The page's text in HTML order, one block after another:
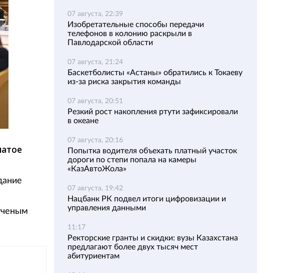
07 августа, 22:39
Изобретательные способы передачи
телефонов в колонию раскрыли в
Павлодарской области
07 августа, 21:24
Баскетболисты «Астаны» обратились к Токаеву
из-за риска закрытия команды
07 августа, 20:51
Резкий рост накопления ртути зафиксировали
в океане
07 августа, 20:16
Попытка водителя объехать платный участок
дороги по степи попала на камеры
«КазАвтоЖола»
07 августа, 19:42
Нацбанк РК подвел итоги цифровизации и
управления данными
11:17
Ректорские гранты и скидки: вузы Казахстана
предлагают более двух тысяч мест
абитуриентам